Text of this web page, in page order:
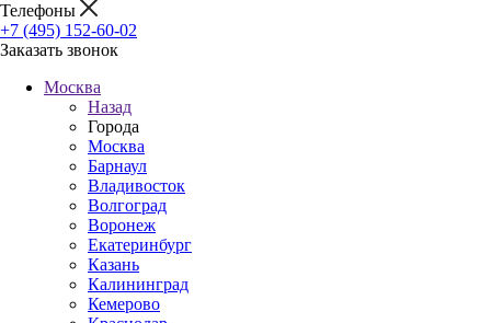
Телефоны
+7 (495) 152-60-02
Заказать звонок
Москва
Назад
Города
Москва
Барнаул
Владивосток
Волгоград
Воронеж
Екатеринбург
Казань
Калининград
Кемерово